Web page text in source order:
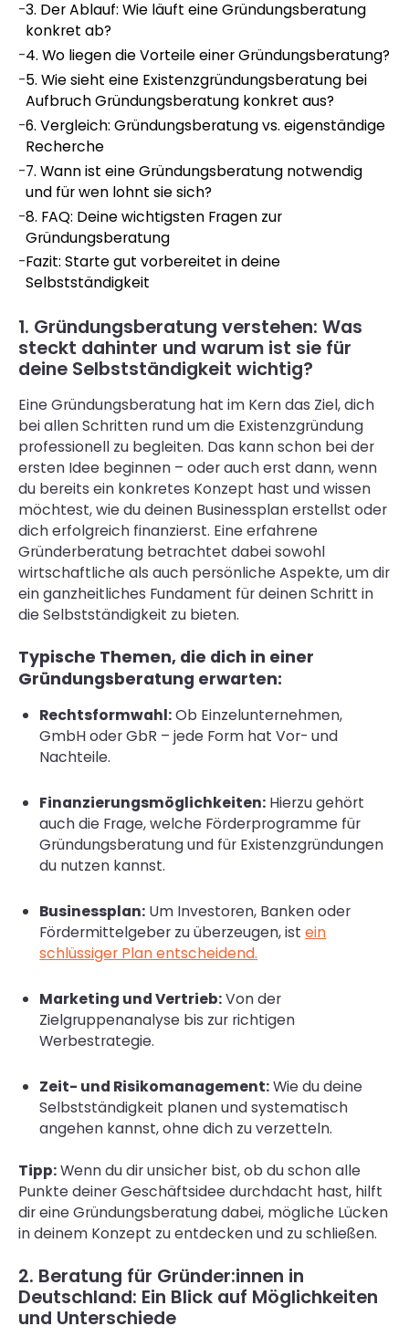
-3. Der Ablauf: Wie läuft eine Gründungsberatung
konkret ab?
-4. Wo liegen die Vorteile einer Gründungsberatung?
-5. Wie sieht eine Existenzgründungsberatung bei
Aufbruch Gründungsberatung konkret aus?
-6. Vergleich: Gründungsberatung vs. eigenständige
Recherche
-7. Wann ist eine Gründungsberatung notwendig
und für wen lohnt sie sich?
-8. FAQ: Deine wichtigsten Fragen zur
Gründungsberatung
-Fazit: Starte gut vorbereitet in deine
Selbstständigkeit
1. Gründungsberatung verstehen: Was
steckt dahinter und warum ist sie für
deine Selbstständigkeit wichtig?
Eine Gründungsberatung hat im Kern das Ziel, dich
bei allen Schritten rund um die Existenzgründung
professionell zu begleiten. Das kann schon bei der
ersten Idee beginnen – oder auch erst dann, wenn
du bereits ein konkretes Konzept hast und wissen
möchtest, wie du deinen Businessplan erstellst oder
dich erfolgreich finanzierst. Eine erfahrene
Gründerberatung betrachtet dabei sowohl
wirtschaftliche als auch persönliche Aspekte, um dir
ein ganzheitliches Fundament für deinen Schritt in
die Selbstständigkeit zu bieten.
Typische Themen, die dich in einer
Gründungsberatung erwarten:
Rechtsformwahl:Ob Einzelunternehmen,
GmbH oder GbR – jede Form hat Vor- und
Nachteile.
Finanzierungsmöglichkeiten: Hierzu gehört
auch die Frage, welche Förderprogramme für
Gründungsberatung und für Existenzgründungen
du nutzen kannst.
Businessplan: Um Investoren, Banken oder
Fördermittelgeber zu überzeugen, istein
schlüssiger Plan entscheidend.
Marketing und Vertrieb:Von der
Zielgruppenanalyse bis zur richtigen
Werbestrategie.
Zeit- und Risikomanagement:Wie du deine
Selbstständigkeit planen und systematisch
angehen kannst, ohne dich zu verzetteln.
Tipp:Wenn du dir unsicher bist, ob du schon alle
Punkte deiner Geschäftsidee durchdacht hast, hilft
dir eine Gründungsberatung dabei, mögliche Lücken
in deinem Konzept zu entdecken und zu schließen.
2. Beratung für Gründer:innen in
Deutschland: Ein Blick auf Möglichkeiten
und Unterschiede